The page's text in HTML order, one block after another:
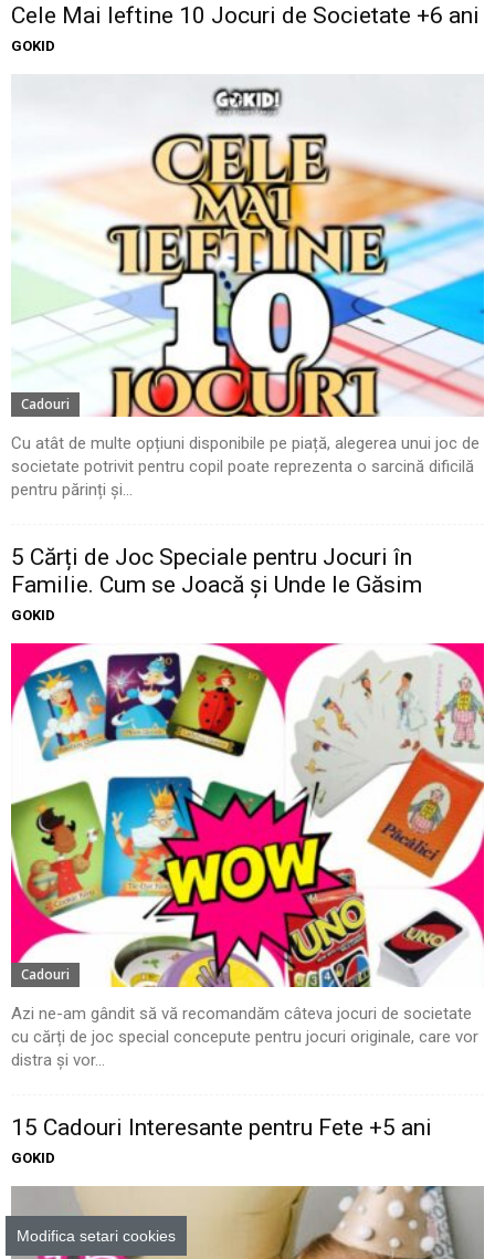
Cele Mai Ieftine 10 Jocuri de Societate +6 ani
GOKID
Cadouri
Cu atât de multe opțiuni disponibile pe piață, alegerea unui joc de
societate potrivit pentru copil poate reprezenta o sarcină dificilă
pentru părinți și...
5 Cărți de Joc Speciale pentru Jocuri în
Familie. Cum se Joacă și Unde le Găsim
GOKID
Cadouri
Azi ne-am gândit să vă recomandăm câteva jocuri de societate
cu cărți de joc special concepute pentru jocuri originale, care vor
distra și vor...
15 Cadouri Interesante pentru Fete +5 ani
GOKID
Modifica setari cookies